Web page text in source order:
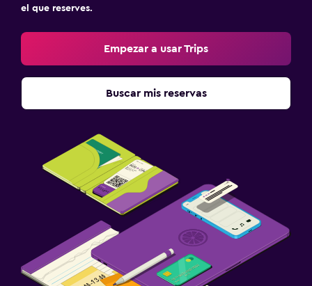
el que reserves.
Empezar a usar Trips
Buscar mis reservas